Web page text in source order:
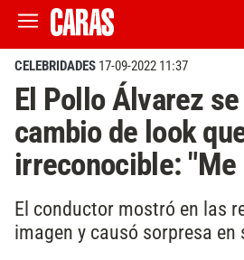
CELEBRIDADES 17-09-2022 11:37
El Pollo Álvarez
cambio de look
irreconocible: "Me
El conductor mostró en las
imagen y causó sorpresa en